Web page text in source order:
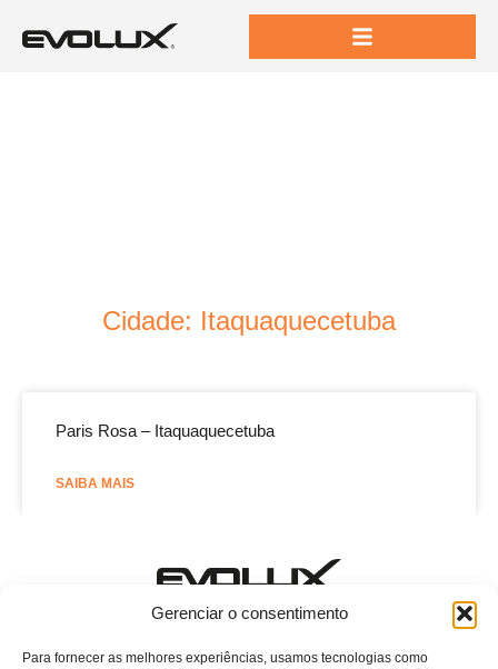
Gerenciar o consentimento
Para fornecer as melhores experiências, usamos tecnologias como
Cidade: Itaquaquecetuba
Paris Rosa – Itaquaquecetuba
SAIBA MAIS
Telefone: (11) 2081-7750 ramal 115